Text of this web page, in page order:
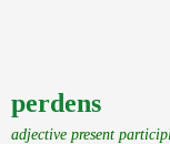
perdens
adjective present